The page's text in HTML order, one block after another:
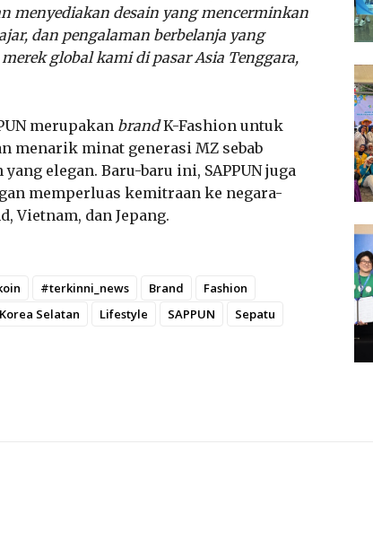
menyediakan desain yang mencerminkan
dan pengalaman berbelanja yang
global kami di pasar Asia Tenggara,
merupakan brandK-Fashion untuk
menarik minat generasi MZ sebab
elegan. Baru-baru ini, SAPPUN juga
memperluas kemitraan ke negara-
Vietnam, dan Jepang.
#terkinni_news Brand
Fashion
Korea Selatan Lifestyle SAPPUN Sepatu